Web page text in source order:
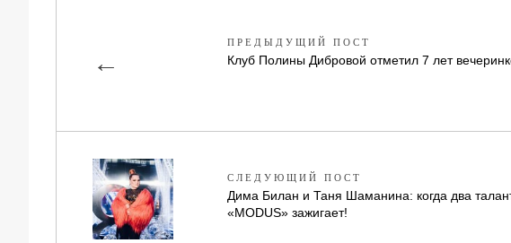
←
ПРЕДЫДУЩИЙ ПОСТ
Клуб Полины Дибровой отметил 7 лет
СЛЕДУЮЩИЙ ПОСТ
Дима Билан и Таня Шаманина: когда два
«MODUS» зажигает!